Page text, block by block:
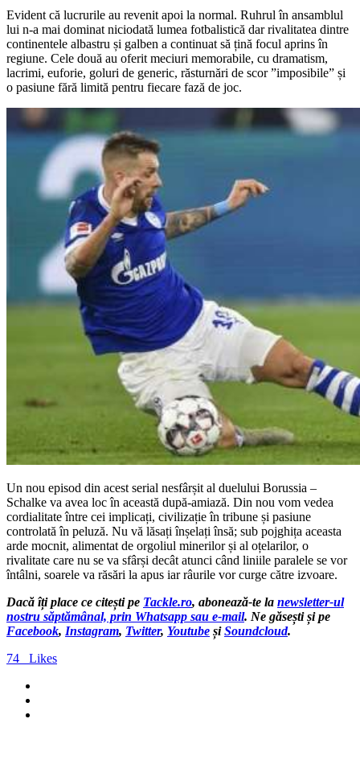
Evident că lucrurile au revenit apoi la normal. Ruhrul în ansamblul
lui n-a mai dominat niciodată lumea fotbalistică dar rivalitatea dintre
continentele albastru și galben a continuat să țină focul aprins în
regiune. Cele două au oferit meciuri memorabile, cu dramatism,
lacrimi, euforie, goluri de generic, răsturnări de scor ”imposibile” și
o pasiune fără limită pentru fiecare fază de joc.
Un nou episod din acest serial nesfârșit al duelului Borussia –
Schalke va avea loc în această după-amiază. Din nou vom vedea
cordialitate între cei implicați, civilizație în tribune și pasiune
controlată în peluză. Nu vă lăsați înșelați însă; sub pojghița aceasta
arde mocnit, alimentat de orgoliul minerilor și al oțelarilor, o
rivalitate care nu se va sfârși decât atunci când liniile paralele se vor
întâlni, soarele va răsări la apus iar râurile vor curge către izvoare.
Dacă îți place ce citești pe Tackle.ro, abonează-te la newsletter-ul
nostru săptămânal, prin Whatsapp sau e-mail. Ne găsești și pe
Facebook, Instagram, Twitter, Youtube șiSoundcloud.
74
Likes